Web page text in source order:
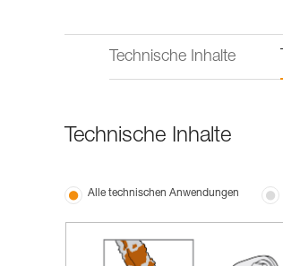
Technische Inhalte
Technische Inhalte
Alle technischen Anwendungen